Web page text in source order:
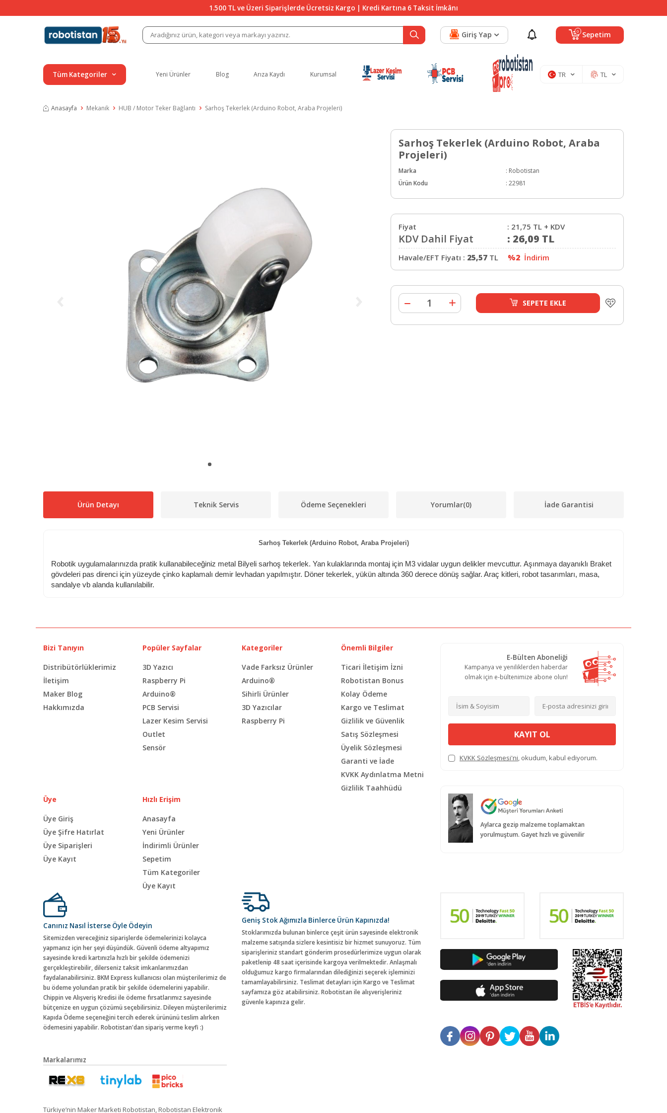
1.500 TL ve Üzeri Siparişlerde Ücretsiz Kargo | Kredi Kartına 6 Taksit İmkânı
0 Sepetim
Giriş Yap
Tüm Kategoriler Yeni Ürünler Blog Arıza Kaydı Kurumsal TR TL
Anasayfa Mekanik HUB / Motor Teker Bağlantı Sarhoş Tekerlek (Arduino Robot, Araba Projeleri)
Sarhoş Tekerlek (Arduino Robot, Araba
Projeleri)
Marka : Robotistan
Ürün Kodu
: 22981
Fiyat : 21,75 TL + KDV
KDV Dahil Fiyat : 26,09 TL
Havale/EFT Fiyatı : 25,57 TL %2 İndirim
SEPETE EKLE
Ürün Detayı Teknik Servis Ödeme Seçenekleri Yorumlar(0) İade Garantisi
Sarhoş Tekerlek (Arduino Robot, Araba Projeleri)
Robotik uygulamalarınızda pratik kullanabileceğiniz metal Bilyeli sarhoş tekerlek. Yan kulaklarında montaj için M3 vidalar uygun delikler mevcuttur. Aşınmaya dayanıklı Braket
gövdeleri pas direnci için yüzeyde çinko kaplamalı demir levhadan yapılmıştır. Döner tekerlek, yükün altında 360 derece dönüş sağlar. Araç kitleri, robot tasarımları, masa,
sandalye vb alanda kullanılabilir.
Bizi Tanıyın
Distribütörlüklerimiz
İletişim
Maker Blog
Hakkımızda
Popüler Sayfalar
3D Yazıcı
Raspberry Pi
Arduino®
PCB Servisi
Lazer Kesim Servisi
Outlet
Sensör
Kategoriler
Vade Farksız Ürünler
Arduino®
Sihirli Ürünler
3D Yazıcılar
Raspberry Pi
Önemli Bilgiler
Ticari İletişim İzni
Robotistan Bonus
Kolay Ödeme
Kargo ve Teslimat
Gizlilik ve Güvenlik
Satış Sözleşmesi
Üyelik Sözleşmesi
Garanti ve İade
KVKK Aydınlatma Metni
Gizlilik Taahhüdü
Üye
Üye Giriş
Üye Şifre Hatırlat
Üye Siparişleri
Üye Kayıt
Hızlı Erişim
Anasayfa
Yeni Ürünler
İndirimli Ürünler
Sepetim
Tüm Kategoriler
Üye Kayıt
E-Bülten Aboneliği
Kampanya ve yeniliklerden haberdar
olmak için e-bültenimize abone olun!
KAYIT OL
KVKK Sözleşmesi'ni, okudum, kabul ediyorum.
Aylarca gezip malzeme toplamaktan
yorulmuştum. Gayet hızlı ve güvenilir
Canınız Nasıl İsterse Öyle Ödeyin
Sitemizden vereceğiniz siparişlerde ödemelerinizi kolayca
yapmanız için her şeyi düşündük. Güvenli ödeme altyapımız
sayesinde kredi kartınızla hızlı bir şekilde ödemenizi
gerçekleştirebilir, dilerseniz taksit imkanlarımızdan
faydalanabilirsiniz. BKM Express kullanıcısı olan müşterilerimiz de
bu ödeme yolundan pratik bir şekilde ödemelerini yapabilir.
Chippin ve Alışveriş Kredisi ile ödeme fırsatlarımız sayesinde
bütçenize en uygun çözümü seçebilirsiniz. Dileyen müşterilerimiz
Kapıda Ödeme seçeneğini tercih ederek ürününü teslim alırken
ödemesini yapabilir. Robotistan'dan sipariş verme keyfi :)
Geniş Stok Ağımızla Binlerce Ürün Kapınızda!
Stoklarımızda bulunan binlerce çeşit ürün sayesinde elektronik
malzeme satışında sizlere kesintisiz bir hizmet sunuyoruz. Tüm
siparişleriniz standart gönderim prosedürlerimize uygun olarak
paketlenip 48 saat içerisinde kargoya verilmektedir. Anlaşmalı
olduğumuz kargo firmalarından dilediğinizi seçerek işleminizi
tamamlayabilirsiniz. Teslimat detayları için Kargo ve Teslimat
sayfamıza göz atabilirsiniz. Robotistan ile alışverişleriniz
güvenle kapınıza gelir.
Markalarımız
Türkiye’nin Maker Marketi Robotistan, Robotistan Elektronik